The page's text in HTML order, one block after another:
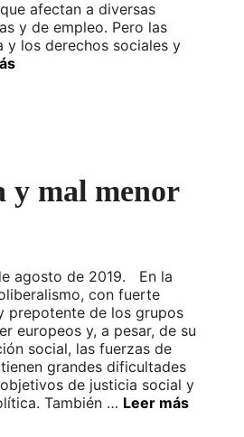
afectan a diversas
y de empleo. Pero las
y los derechos sociales y
y mal menor
agosto de 2019. En la
con fuerte
prepotente de los grupos
europeos y, a pesar, de su
social, las fuerzas de
grandes dificultades
de justicia social y
También … Leer más